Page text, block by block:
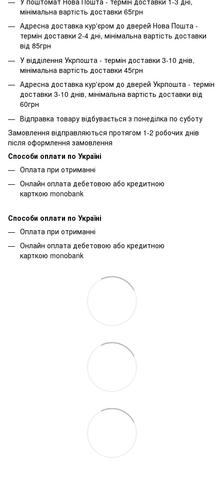
мінімальна вартість доставки 65грн
Адресна доставка кур'єром до дверей Нова Пошта -
термін доставки 2-4 дні, мінімальна вартість доставки
від 85грн
У відділення Укрпошта - термін доставки 3-10 днів,
мінімальна вартість доставки 45грн
Адресна доставка кур'єром до дверей Укрпошта - термін
доставки 3-10 днів, мінімальна вартість доставки від
60грн
Відправка товару відбувається з понеділка по суботу
Замовлення відправляються протягом 1-2 робочих днів
після оформлення замовлення
Способи оплати по Україні
Оплата при отриманні
Онлайн оплата дебетовою або кредитною
карткою monobank
Способи оплати по Україні
Оплата при отриманні
Онлайн оплата дебетовою або кредитною
карткою monobank